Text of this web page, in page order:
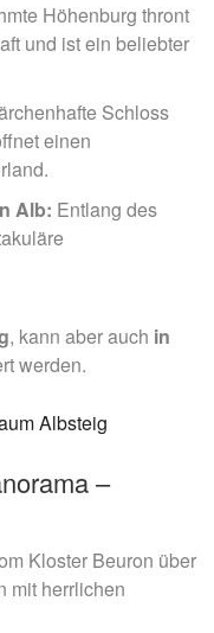
Höhenburg thront
und ist ein beliebter
Schloss
einen
Alb: Entlang des
, kann aber auch in
werden.
Albsteig
–
Kloster Beuron über
mit herrlichen